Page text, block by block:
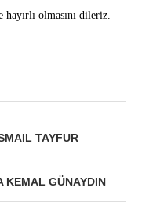
olmasını dileriz.
TAYFUR
KEMAL GÜNAYDIN